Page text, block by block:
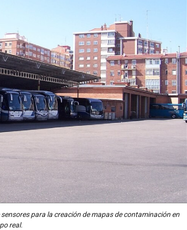
para la creación de mapas de contaminación en
real.